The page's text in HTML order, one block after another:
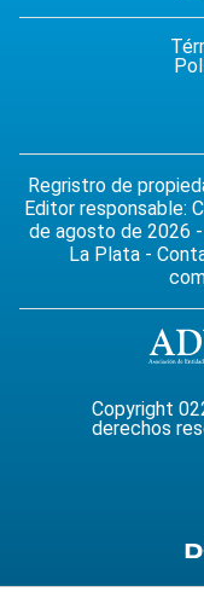
Regristro de
Editor responsable:
de agosto de 2026 -
La Plata -
Copyright
derechos